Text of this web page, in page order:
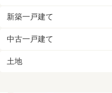
新築一戸建て
中古一戸建て
土地